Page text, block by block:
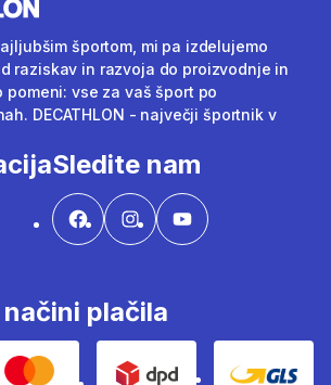
športom, mi pa izdelujemo
raziskav in razvoja do proizvodnje in
pomeni: vse za vaš šport po
DECATHLON - največji športnik v
Sledite nam
plačila